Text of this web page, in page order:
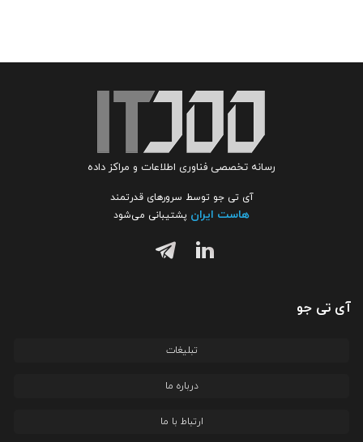
رسانه تخصصی فناوری اطلاعات و مراکز داده
آی تی جو توسط سرورهای قدرتمند
هاست ایران پشتیبانی می‌شود
آی تی جو
تبلیغات
درباره ما
ارتباط با ما